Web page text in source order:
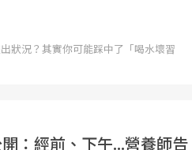
狀況？其實你可能踩中了「喝水壞習
：經前、下午...營養師告
而，健檢不只是醫療院所的服
前往專題
前往專題